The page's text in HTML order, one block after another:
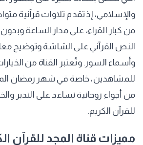
والإسلامي، إذ تقدم تلاوات قرآنية
من كبار القراء، على مدار الساعة
النص القرآني على الشاشة وتوضيح
وأسماء السور. وتُعتبر القناة من
للمشاهدين، خاصة في شهر رمضان
من أجواء روحانية تساعد على التدبر
للقرآن الكريم.
مميزات قناة المجد للقرآن